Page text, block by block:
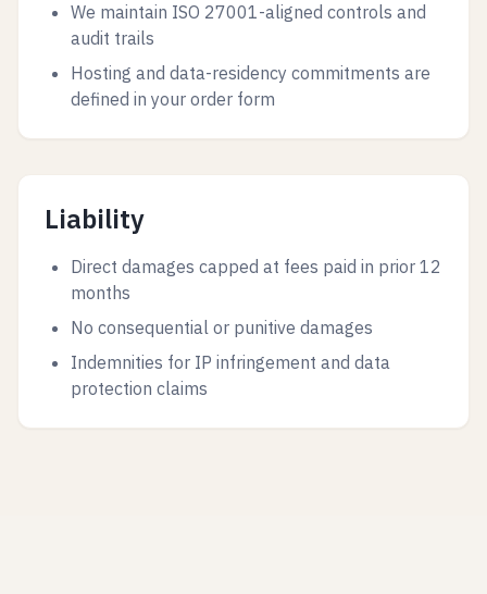
We maintain ISO 27001-aligned controls and
audit trails
Hosting and data-residency commitments are
defined in your order form
Liability
Direct damages capped at fees paid in prior 12
months
No consequential or punitive damages
Indemnities for IP infringement and data
protection claims